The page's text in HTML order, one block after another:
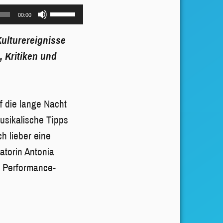
00:00
Pfeiltasten
Hoch/Runter
benutzen,
um
zu
regeln.
Kritiken und
die lange Nacht
Tipps
lieber eine
Antonia